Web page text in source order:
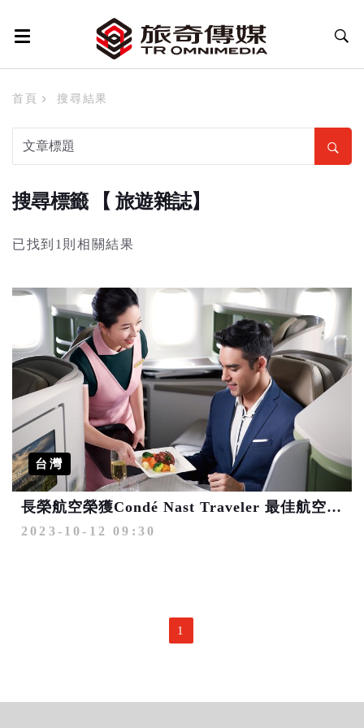
首頁 搜尋結果
搜尋標籤 【 旅遊雜誌】
已找到1則相關結果
台灣
長榮航空榮獲Condé Nast Traveler 最佳航空、最佳餐飲雙項肯定
2023-10-12 09:30
1